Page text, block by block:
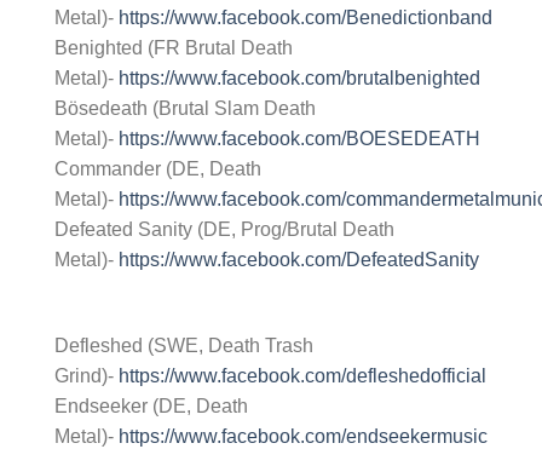
Metal)- https://www.facebook.com/Benedictionband
Benighted (FR Brutal Death
Metal)- https://www.facebook.com/brutalbenighted
Bösedeath (Brutal Slam Death
Metal)- https://www.facebook.com/BOESEDEATH
Commander (DE, Death
Metal)- https://www.facebook.com/
Defeated Sanity (DE, Prog/Brutal Death
Metal)- https://www.facebook.com/DefeatedSanity
Defleshed (SWE, Death Trash
Grind)- https://www.facebook.com/defleshedofficial
Endseeker (DE, Death
Metal)- https://www.facebook.com/endseekermusic